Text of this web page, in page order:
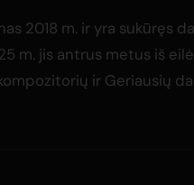
2018 m. ir yra sukūręs
m. jis antrus metus iš
ir Geriausių